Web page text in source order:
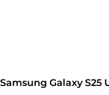
Samsung Galaxy S25